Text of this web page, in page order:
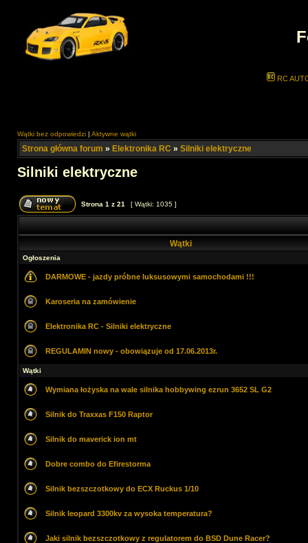
RC
Wątki bez odpowiedzi | Aktywne wątki
Strona główna forum » Elektronika RC » Silniki elektryczne
Silniki elektryczne
Strona 1 z 21 [ Wątki: 1035 ]
Wątki
Ogłoszenia
DARMOWE - jazdy próbne luksusowymi samochodami !!!
Karoseria na zamówienie
Elektronika RC - Silniki elektryczne
REGULAMIN nowy - obowiązuje od 17.06.2013r.
Wątki
Wymiana łożyska na wale silnika hobbywing ezrun 3652 SL G2
Silnik do Traxxas F150 Raptor
Silnik do maverick ion mt
Dobre combo do Efirestorma
Silnik bezszczotkowy do ECX Ruckus 1/10
Silnik leopard 3300kv za wysoka temperatura?
Jaki silnik bezszczotkowy z regulatorem do BSD Dune Racer?